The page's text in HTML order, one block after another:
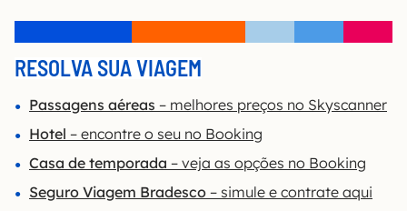
RESOLVA SUA VIAGEM
Passagens aéreas – melhores preços no Skyscanner
Hotel – encontre o seu no Booking
Casa de temporada – veja as opções no Booking
Seguro Viagem Bradesco – simule e contrate aqui